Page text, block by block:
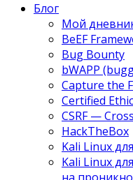
Блог
Мой
BeEF
Bug Bounty
bWAPP
Capture the
Certified
CSRF —
HackTheBox
Kali Linux
Kali Linux